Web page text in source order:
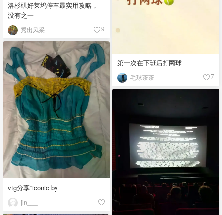
洛杉矶好莱坞停车最实用攻略，
没有之一
秀出风采_ 9
第一次在下班后打网球
毛球茶茶 7
vtg分享*iconic by ___
jin___